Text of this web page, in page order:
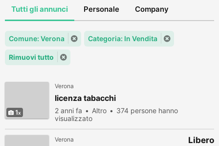
Tutti gli annunci Personale Company
Comune: Verona Categoria: In Vendita
Rimuovi tutto
1
Verona
licenza tabacchi
2 anni fa Altro
374 persone hanno
visualizzato
Verona Libero